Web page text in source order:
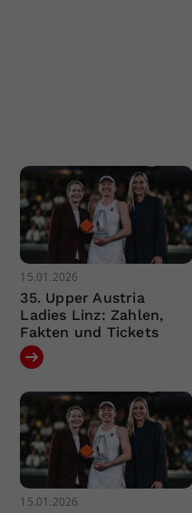
15.01.2026
35. Upper Austria
Ladies Linz: Zahlen,
Fakten und Tickets
15.01.2026